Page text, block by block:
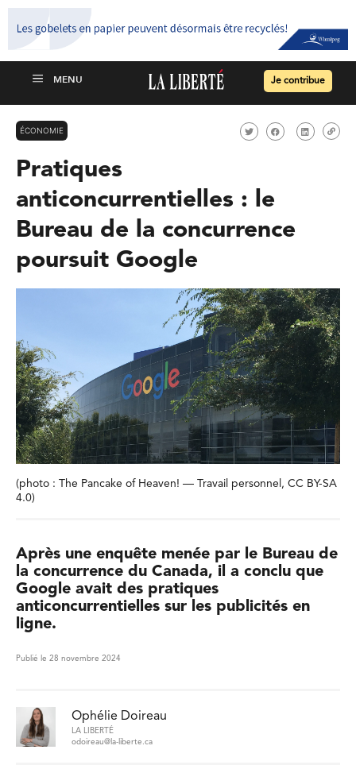
Je contribue
ÉCONOMIE
Pratiques
anticoncurrentielles : le
Bureau de la concurrence
poursuit Google
(photo : The Pancake of Heaven! — Travail personnel, CC BY-SA
4.0)
Après une enquête menée par le Bureau de
la concurrence du Canada, il a conclu que
Google avait des pratiques
anticoncurrentielles sur les publicités en
ligne.
Publié le 28 novembre 2024
Ophélie Doireau
LA LIBERTÉ
odoireau@la-liberte.ca